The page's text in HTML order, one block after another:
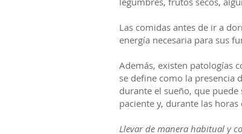
Las comidas antes de ir a
energía necesaria para sus
Además, existen patologías
se define como la presencia
durante el sueño, que
paciente y, durante las
Llevar de manera habitual y